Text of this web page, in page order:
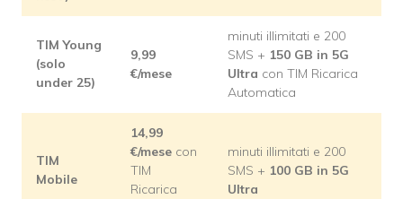
TIM Young
(solo
under 25)
9,99
€/mese
minuti illimitati e 200
SMS + 150 GB in 5G
Ultra con TIM Ricarica
Automatica
TIM
Mobile
14,99
€/mese con
TIM
Ricarica
minuti illimitati e 200
SMS + 100 GB in 5G
Ultra